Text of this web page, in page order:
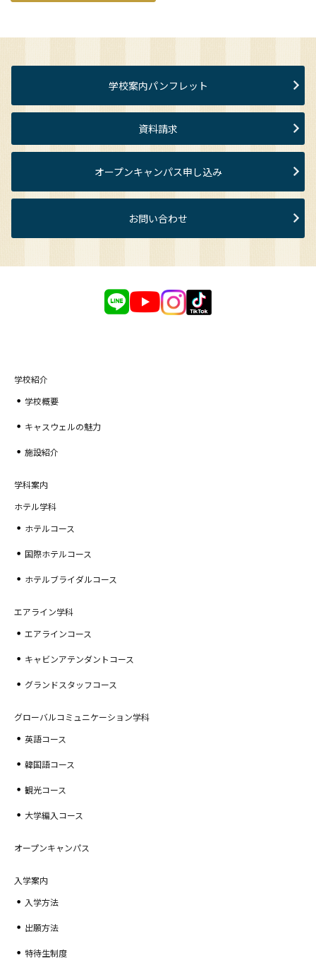
学校案内パンフレット
資料請求
オープンキャンパス申し込み
お問い合わせ
学校紹介
学校概要
キャスウェルの魅力
施設紹介
学科案内
ホテル学科
ホテルコース
国際ホテルコース
ホテルブライダルコース
エアライン学科
エアラインコース
キャビンアテンダントコース
グランドスタッフコース
グローバルコミュニケーション学科
英語コース
韓国語コース
観光コース
大学編入コース
オープンキャンパス
入学案内
入学方法
出願方法
特待生制度